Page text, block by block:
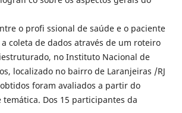
o profi ssional de saúde e o paciente
coleta de dados através de um roteiro
no Instituto Nacional de
localizado no bairro de Laranjeiras /RJ
foram avaliados a partir do
temática. Dos 15 participantes da